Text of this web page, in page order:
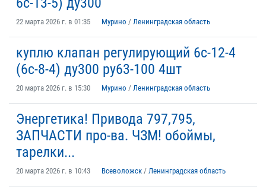
22 марта 2026 г. в 01:35 Мурино / Ленинградская область
куплю клапан регулирующий 6с-12-4
(6с-8-4) ду300 ру63-100 4шт
20 марта 2026 г. в 15:30 Мурино / Ленинградская область
Энергетика! Привода 797,795,
ЗАПЧАСТИ про-ва. ЧЗМ! обоймы,
тарелки...
20 марта 2026 г. в 10:43 Всеволожск / Ленинградская область